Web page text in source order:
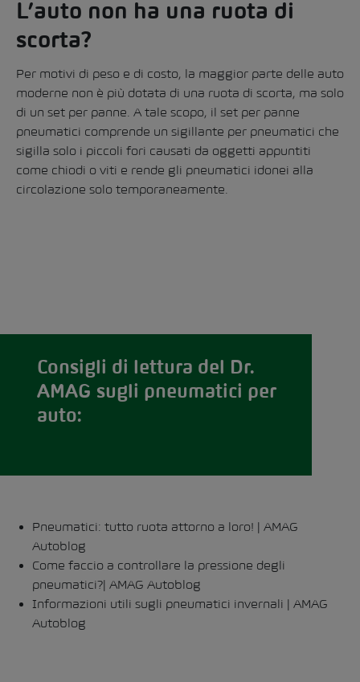
L’auto non ha una ruota di
scorta?
Per motivi di peso e di costo, la maggior parte delle auto
moderne non è più dotata di una ruota di scorta, ma solo
di un set per panne. A tale scopo, il set per panne
pneumatici comprende un sigillante per pneumatici che
sigilla solo i piccoli fori causati da oggetti appuntiti
come chiodi o viti e rende gli pneumatici idonei alla
circolazione solo temporaneamente.
Consigli di lettura del Dr.
AMAG sugli pneumatici per
auto:
Pneumatici: tutto ruota attorno a loro! | AMAG
Autoblog
Come faccio a controllare la pressione degli
pneumatici?| AMAG Autoblog
Informazioni utili sugli pneumatici invernali | AMAG
Autoblog